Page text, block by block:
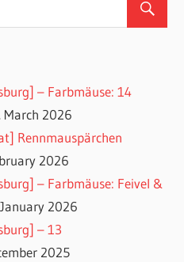
– Farbmäuse: 14
March 2026
Rennmauspärchen
2026
– Farbmäuse: Feivel &
2026
– 13
2025